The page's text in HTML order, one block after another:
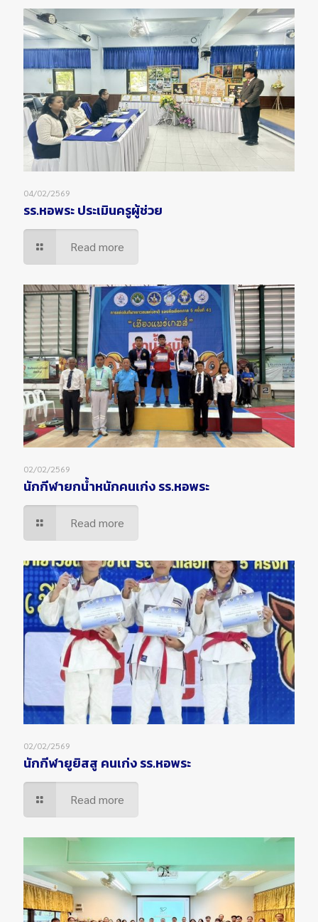
04/02/2569
รร.หอพระ ประเมินครูผู้ช่วย
Read more
02/02/2569
นักกีฬายกน้ำหนักคนเก่ง รร.หอพระ
Read more
02/02/2569
นักกีฬายูยิสสู คนเก่ง รร.หอพระ
Read more